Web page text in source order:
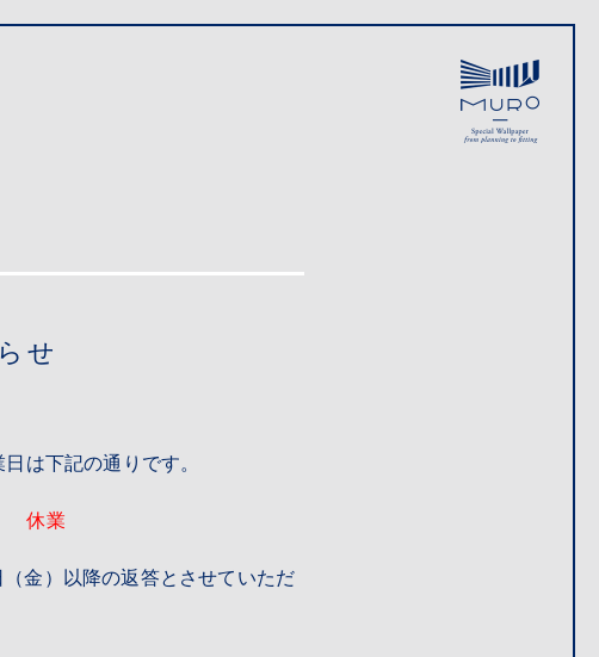
せ
は下記の通りです。
休業
金）以降の返答とさせていただ